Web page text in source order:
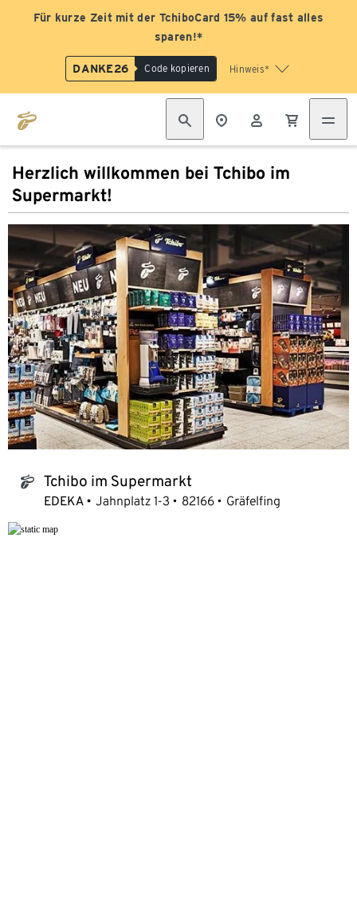
Für kurze Zeit mit der TchiboCard 15% auf fast alles
sparen!*
DANKE26 Code kopieren Hinweis*
Herzlich willkommen bei Tchibo im
Supermarkt!
tchibo_logo Tchibo im Supermarkt
EDEKA Jahnplatz 1-3 82166 Gräfelfing